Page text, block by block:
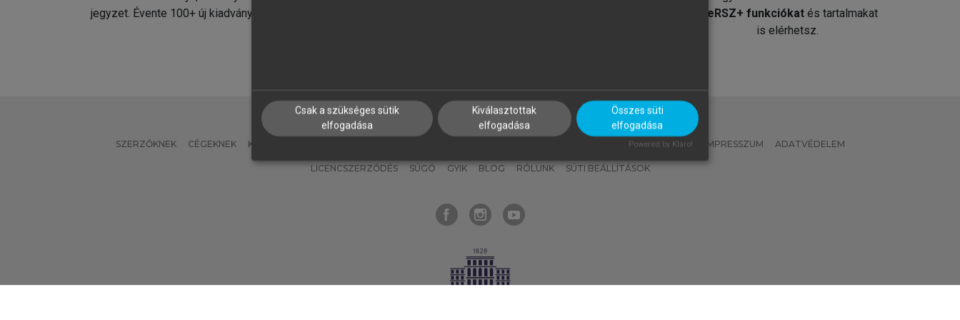
jegyzet. Évente 100+ új kiadvány.
MeRSZ+ funkciókat és tartalmakat
is elérhetsz.
SZERZŐKNEK CÉGEKNEK KÖNYVTÁROSOKNAK MI – ÁLTALÁNOS IRÁNYELVEK IMPRESSZUM ADATVÉDELEM
LICENCSZERZŐDÉS SÚGÓ GYIK BLOG RÓLUNK SÜTI BEÁLLÍTÁSOK
Csak a szükséges sütik
elfogadása
Kiválasztottak
elfogadása
Összes süti
elfogadása
Powered by Klaro!